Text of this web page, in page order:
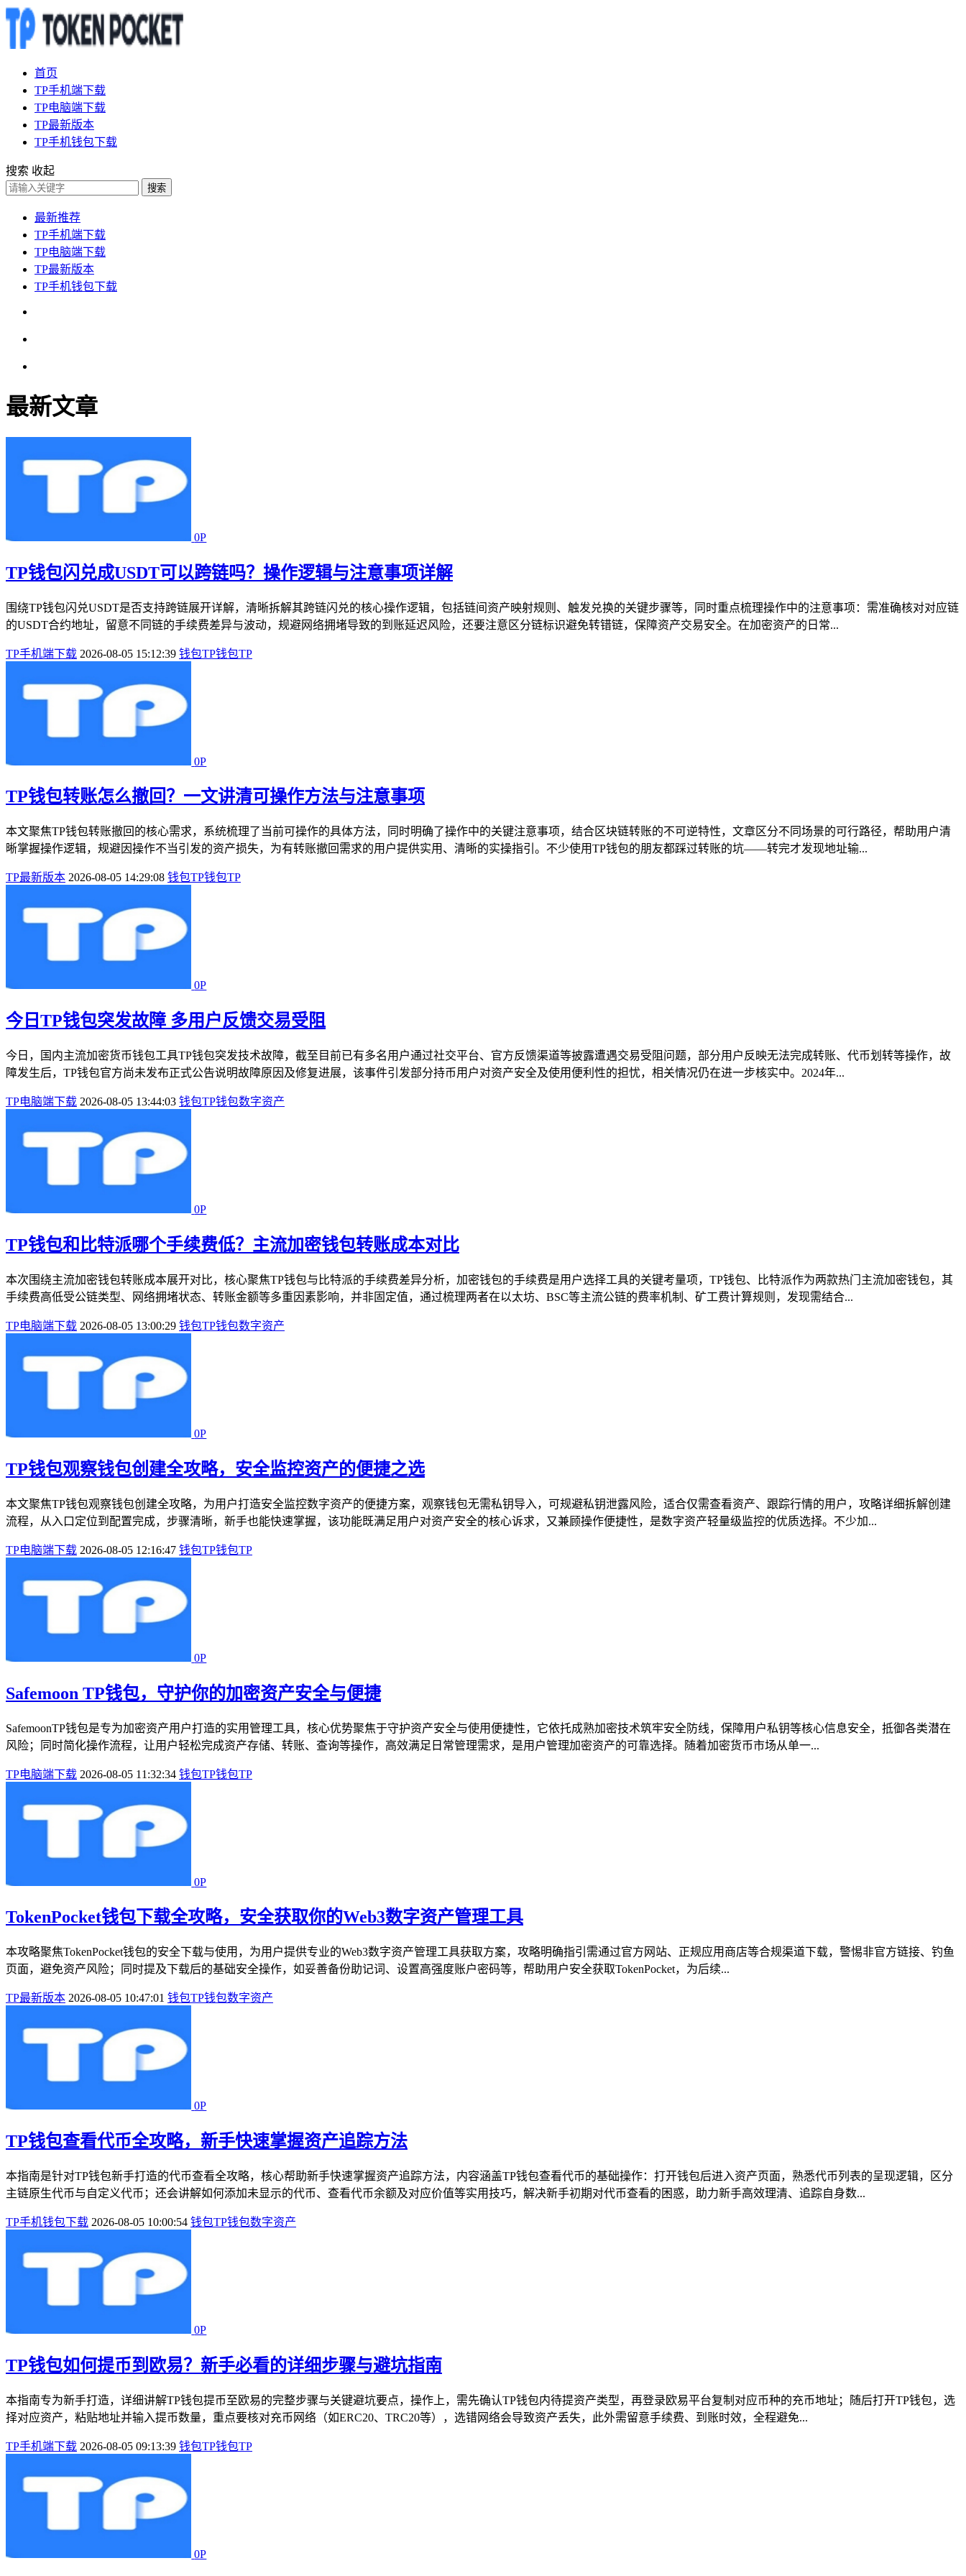
首页
TP手机端下载
TP电脑端下载
TP最新版本
TP手机钱包下载
搜索 收起
搜索
最新推荐
TP手机端下载
TP电脑端下载
TP最新版本
TP手机钱包下载
最新文章
0P
TP钱包闪兑成USDT可以跨链吗？操作逻辑与注意事项详解
围绕TP钱包闪兑USDT是否支持跨链展开详解，清晰拆解其跨链闪兑的核心操作逻辑，包括链间资产映射规则、触发兑换的关键步骤等，同时重点梳理操作中的注意事项：需准确核对对应链
的USDT合约地址，留意不同链的手续费差异与波动，规避网络拥堵导致的到账延迟风险，还要注意区分链标识避免转错链，保障资产交易安全。在加密资产的日常...
TP手机端下载 2026-08-05 15:12:39 钱包TP钱包TP
0P
TP钱包转账怎么撤回？一文讲清可操作方法与注意事项
本文聚焦TP钱包转账撤回的核心需求，系统梳理了当前可操作的具体方法，同时明确了操作中的关键注意事项，结合区块链转账的不可逆特性，文章区分不同场景的可行路径，帮助用户清
晰掌握操作逻辑，规避因操作不当引发的资产损失，为有转账撤回需求的用户提供实用、清晰的实操指引。不少使用TP钱包的朋友都踩过转账的坑——转完才发现地址输...
TP最新版本 2026-08-05 14:29:08 钱包TP钱包TP
0P
今日TP钱包突发故障 多用户反馈交易受阻
今日，国内主流加密货币钱包工具TP钱包突发技术故障，截至目前已有多名用户通过社交平台、官方反馈渠道等披露遭遇交易受阻问题，部分用户反映无法完成转账、代币划转等操作，故
障发生后，TP钱包官方尚未发布正式公告说明故障原因及修复进展，该事件引发部分持币用户对资产安全及使用便利性的担忧，相关情况仍在进一步核实中。2024年...
TP电脑端下载 2026-08-05 13:44:03 钱包TP钱包数字资产
0P
TP钱包和比特派哪个手续费低？主流加密钱包转账成本对比
本次围绕主流加密钱包转账成本展开对比，核心聚焦TP钱包与比特派的手续费差异分析，加密钱包的手续费是用户选择工具的关键考量项，TP钱包、比特派作为两款热门主流加密钱包，其
手续费高低受公链类型、网络拥堵状态、转账金额等多重因素影响，并非固定值，通过梳理两者在以太坊、BSC等主流公链的费率机制、矿工费计算规则，发现需结合...
TP电脑端下载 2026-08-05 13:00:29 钱包TP钱包数字资产
0P
TP钱包观察钱包创建全攻略，安全监控资产的便捷之选
本文聚焦TP钱包观察钱包创建全攻略，为用户打造安全监控数字资产的便捷方案，观察钱包无需私钥导入，可规避私钥泄露风险，适合仅需查看资产、跟踪行情的用户，攻略详细拆解创建
流程，从入口定位到配置完成，步骤清晰，新手也能快速掌握，该功能既满足用户对资产安全的核心诉求，又兼顾操作便捷性，是数字资产轻量级监控的优质选择。不少加...
TP电脑端下载 2026-08-05 12:16:47 钱包TP钱包TP
0P
Safemoon TP钱包，守护你的加密资产安全与便捷
SafemoonTP钱包是专为加密资产用户打造的实用管理工具，核心优势聚焦于守护资产安全与使用便捷性，它依托成熟加密技术筑牢安全防线，保障用户私钥等核心信息安全，抵御各类潜在
风险；同时简化操作流程，让用户轻松完成资产存储、转账、查询等操作，高效满足日常管理需求，是用户管理加密资产的可靠选择。随着加密货币市场从单一...
TP电脑端下载 2026-08-05 11:32:34 钱包TP钱包TP
0P
TokenPocket钱包下载全攻略，安全获取你的Web3数字资产管理工具
本攻略聚焦TokenPocket钱包的安全下载与使用，为用户提供专业的Web3数字资产管理工具获取方案，攻略明确指引需通过官方网站、正规应用商店等合规渠道下载，警惕非官方链接、钓鱼
页面，避免资产风险；同时提及下载后的基础安全操作，如妥善备份助记词、设置高强度账户密码等，帮助用户安全获取TokenPocket，为后续...
TP最新版本 2026-08-05 10:47:01 钱包TP钱包数字资产
0P
TP钱包查看代币全攻略，新手快速掌握资产追踪方法
本指南是针对TP钱包新手打造的代币查看全攻略，核心帮助新手快速掌握资产追踪方法，内容涵盖TP钱包查看代币的基础操作：打开钱包后进入资产页面，熟悉代币列表的呈现逻辑，区分
主链原生代币与自定义代币；还会讲解如何添加未显示的代币、查看代币余额及对应价值等实用技巧，解决新手初期对代币查看的困惑，助力新手高效理清、追踪自身数...
TP手机钱包下载 2026-08-05 10:00:54 钱包TP钱包数字资产
0P
TP钱包如何提币到欧易？新手必看的详细步骤与避坑指南
本指南专为新手打造，详细讲解TP钱包提币至欧易的完整步骤与关键避坑要点，操作上，需先确认TP钱包内待提资产类型，再登录欧易平台复制对应币种的充币地址；随后打开TP钱包，选
择对应资产，粘贴地址并输入提币数量，重点要核对充币网络（如ERC20、TRC20等），选错网络会导致资产丢失，此外需留意手续费、到账时效，全程避免...
TP手机端下载 2026-08-05 09:13:39 钱包TP钱包TP
0P